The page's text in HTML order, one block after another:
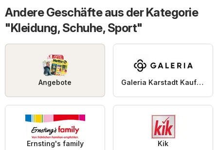
Andere Geschäfte aus der Kategorie
"Kleidung, Schuhe, Sport"
Angebote Galeria Karstadt Kaufhof
Ernsting's family Kik